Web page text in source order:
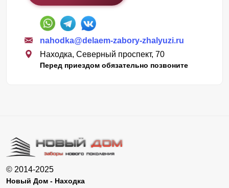
nahodka@delaem-zabory-zhalyuzi.ru
Находка, Северный проспект, 70
Перед приездом обязательно позвоните
© 2014-2025
Новый Дом - Находка